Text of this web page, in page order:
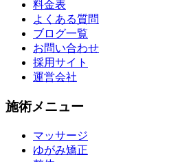
料金表
よくある質問
ブログ一覧
お問い合わせ
採用サイト
運営会社
施術メニュー
マッサージ
ゆがみ矯正